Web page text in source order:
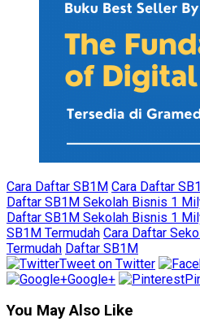
Cara Daftar SB1M Cara Daftar
Daftar SB1M Sekolah Bisnis 1
Daftar SB1M Sekolah Bisnis 1
SB1M Termudah Cara Daftar
Termudah Daftar SB1M
Tweet on Twitter
Google+
You May Also Like